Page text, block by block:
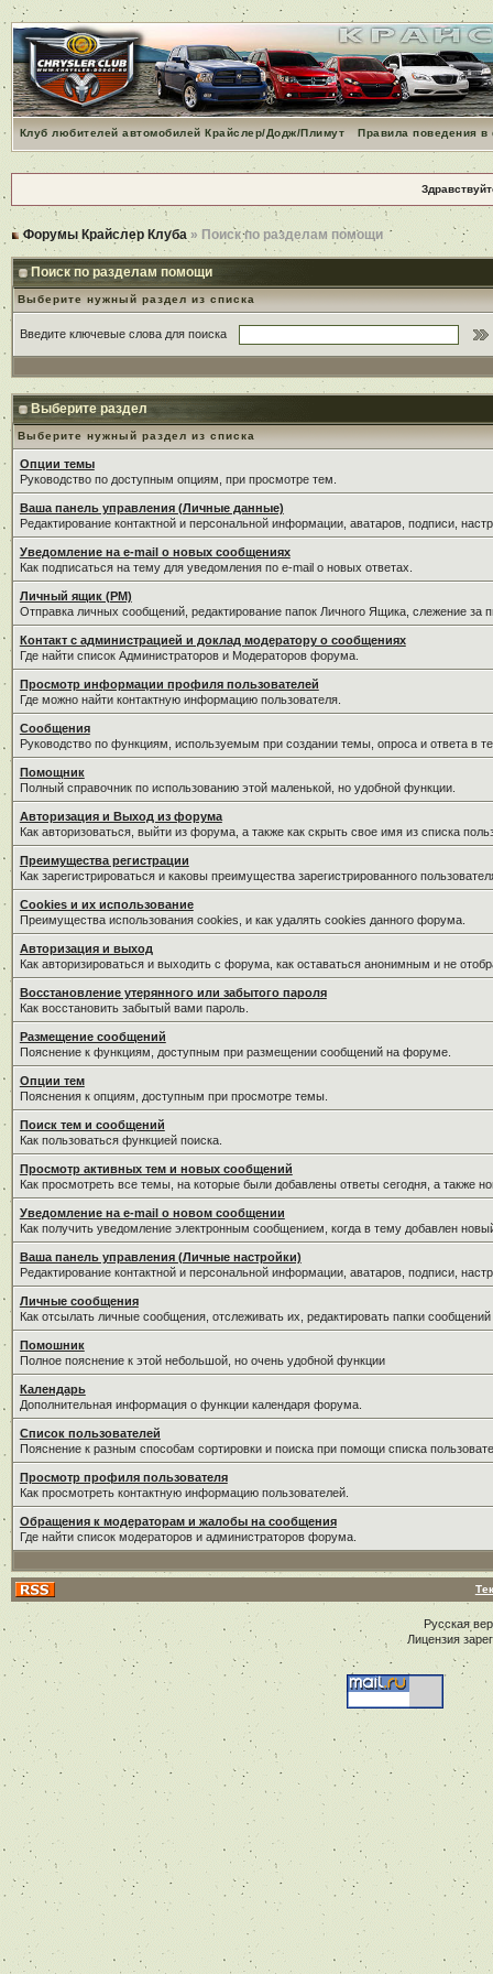
Клуб любителей автомобилей Крайслер/Додж/Плимут Правила поведения
Форумы Крайслер Клуба » Поиск по разделам помощи
Поиск по разделам помощи
Выберите нужный раздел из списка
Введите ключевые слова для поиска
Выберите раздел
Выберите нужный раздел из списка
Опции темы
Руководство по доступным опциям, при просмотре тем.
Ваша панель управления (Личные данные)
Редактирование контактной и персональной информации, аватаров, подписи,
Уведомление на e-mail о новых сообщениях
Как подписаться на тему для уведомления по e-mail о новых ответах.
Личный ящик (PM)
Отправка личных сообщений, редактирование папок Личного Ящика, слежение
Контакт с администрацией и доклад модератору о сообщениях
Где найти список Администраторов и Модераторов форума.
Просмотр информации профиля пользователей
Где можно найти контактную информацию пользователя.
Сообщения
Руководство по функциям, используемым при создании темы, опроса и ответа в
Помощник
Полный справочник по использованию этой маленькой, но удобной функции.
Авторизация и Выход из форума
Как авторизоваться, выйти из форума, а также как скрыть свое имя из списка
Преимущества регистрации
Как зарегистрироваться и каковы преимущества зарегистрированного
Cookies и их использование
Преимущества использования cookies, и как удалять cookies данного форума.
Авторизация и выход
Как авторизироваться и выходить с форума, как оставаться анонимным и не
Восстановление утерянного или забытого пароля
Как восстановить забытый вами пароль.
Размещение сообщений
Пояснение к функциям, доступным при размещении сообщений на форуме.
Опции тем
Пояснения к опциям, доступным при просмотре темы.
Поиск тем и сообщений
Как пользоваться функцией поиска.
Просмотр активных тем и новых сообщений
Как просмотреть все темы, на которые были добавлены ответы сегодня, а также
Уведомление на е-mail о новом сообщении
Как получить уведомление электронным сообщением, когда в тему добавлен
Ваша панель управления (Личные настройки)
Редактирование контактной и персональной информации, аватаров, подписи,
Личные сообщения
Как отсылать личные сообщения, отслеживать их, редактировать папки
Помошник
Полное пояснение к этой небольшой, но очень удобной функции
Календарь
Дополнительная информация о функции календаря форума.
Список пользователей
Пояснение к разным способам сортировки и поиска при помощи списка
Просмотр профиля пользователя
Как просмотреть контактную информацию пользователей.
Обращения к модераторам и жалобы на сообщения
Где найти список модераторов и администраторов форума.
Русская
Лицензия